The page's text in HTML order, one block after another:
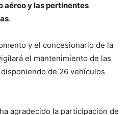
aéreo y las pertinentes
.
y el concesionario de la
el mantenimiento de las
de 26 vehículos
agradecido la participación de